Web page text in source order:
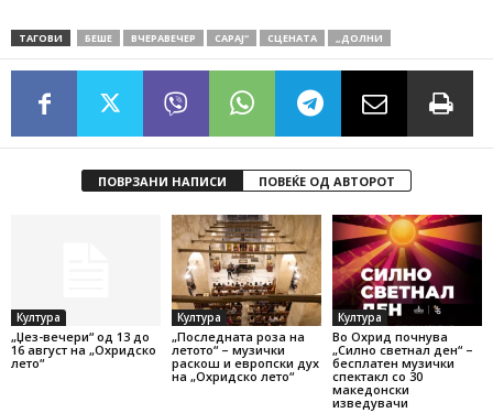
ТАГОВИ БЕШЕ ВЧЕРАВЕЧЕР САРАЈ“ СЦЕНАТА „ДОЛНИ
ПОВРЗАНИ НАПИСИ ПОВЕЌЕ ОД АВТОРОТ
Култура
„Џез-вечери“ од 13 до
16 август на „Охридско
лето“
Култура
„Последната роза на
летото“ – музички
раскош и европски дух
на „Охридско лето“
Култура
Во Охрид почнува
„Силно светнал ден“ –
бесплатен музички
спектакл со 30
македонски
изведувачи